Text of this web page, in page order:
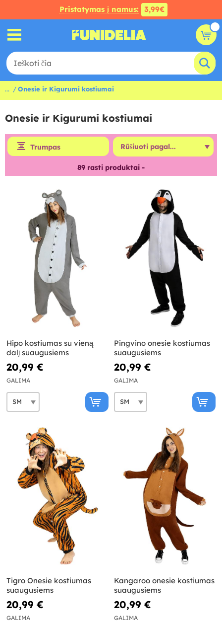
Pristatymas į namus: 3,99€
... Onesie ir Kigurumi kostiumai
Onesie ir Kigurumi kostiumai
Trumpas
89 rasti produktai -
Hipo kostiumas su vieną
dalį suaugusiems
20,99 €
GALIMA
Pingvino onesie kostiumas
suaugusiems
20,99 €
GALIMA
Tigro Onesie kostiumas
suaugusiems
20,99 €
GALIMA
Kangaroo onesie kostiumas
suaugusiems
20,99 €
GALIMA